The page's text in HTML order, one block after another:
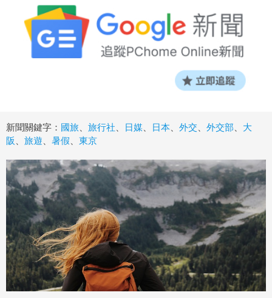
新聞關鍵字： 國旅 旅行社 日媒 日本 外交 外交部
大
阪
旅遊 暑假 東京